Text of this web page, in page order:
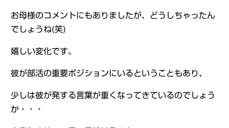
お母様のコメントにもありましたが、どうしちゃったん
でしょうね(笑)
嬉しい変化です。
彼が部活の重要ポジションにいるということもあり、
少しは彼が発する言葉が重くなってきているのでしょう
か・・・